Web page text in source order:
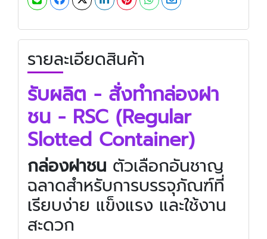
รายละเอียดสินค้า
รับผลิต - สั่งทำกล่องฝา
ชน - RSC (Regular
Slotted Container)
กล่องฝาชน ตัวเลือกอันชาญ
ฉลาดสำหรับการบรรจุภัณฑ์ที่
เรียบง่าย แข็งแรง และใช้งาน
สะดวก